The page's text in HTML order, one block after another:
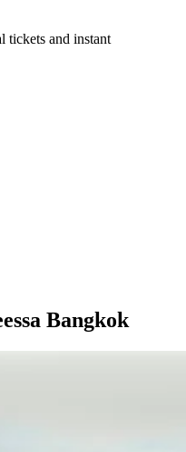
tickets and instant
Bangkok